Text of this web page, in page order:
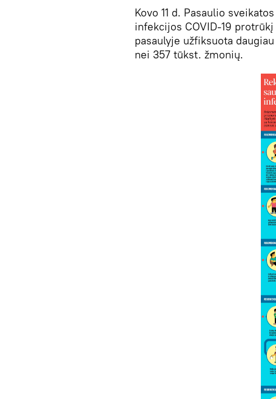
Kovo 11 d. Pasaulio
infekcijos COVID-19
pasaulyje užfiksuota
nei 357 tūkst. žmonių.